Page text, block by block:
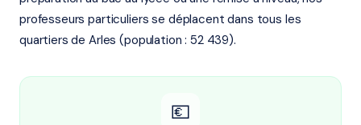
professeurs particuliers se déplacent dans tous les
quartiers de Arles (population : 52 439).
💶